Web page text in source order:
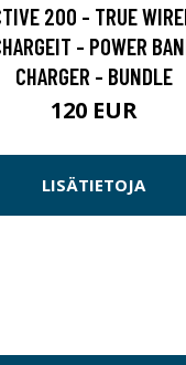
200 - TRUE
- POWER
CHARGER - BUNDLE
120 EUR
LISÄTIETOJA